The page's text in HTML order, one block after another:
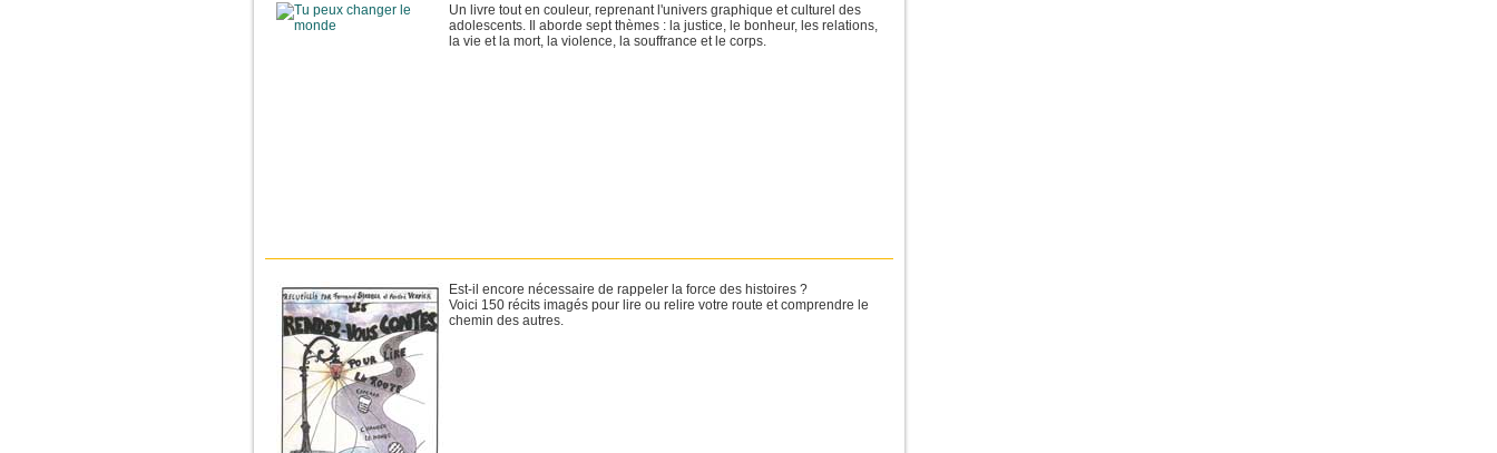
Un livre tout en couleur, reprenant l'univers graphique et culturel des
adolescents. Il aborde sept thèmes : la justice, le bonheur, les relations,
la vie et la mort, la violence, la souffrance et le corps.
Est-il encore nécessaire de rappeler la force des histoires ?
Voici 150 récits imagés pour lire ou relire votre route et comprendre le
chemin des autres.